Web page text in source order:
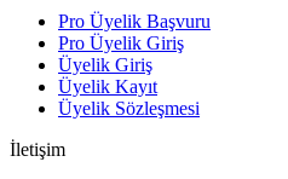
Pro Üyelik Başvuru
Pro Üyelik Giriş
Üyelik Giriş
Üyelik Kayıt
Üyelik Sözleşmesi
İletişim